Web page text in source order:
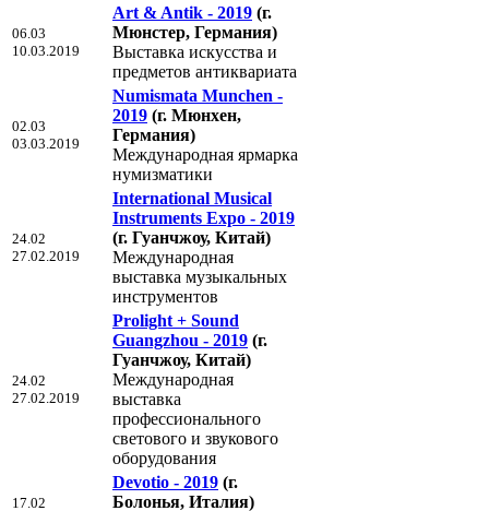
06.03
10.03.2019
Art & Antik - 2019 (г.
Мюнстер, Германия)
Выставка искусства и
предметов антиквариата
02.03
03.03.2019
Numismata Munchen -
2019 (г. Мюнхен,
Германия)
Международная ярмарка
нумизматики
24.02
27.02.2019
International Musical
Instruments Expo - 2019
(г. Гуанчжоу, Китай)
Международная
выставка музыкальных
инструментов
24.02
27.02.2019
Prolight + Sound
Guangzhou - 2019 (г.
Гуанчжоу, Китай)
Международная
выставка
профессионального
светового и звукового
оборудования
17.02
Devotio - 2019 (г.
Болонья, Италия)